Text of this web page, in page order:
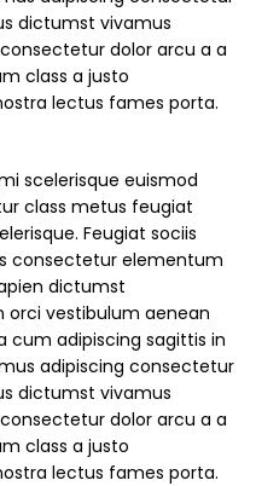
dictumst vivamus
dolor arcu a a
class a justo
lectus fames porta.
scelerisque euismod
class metus feugiat
Feugiat sociis
consectetur elementum
dictumst
vestibulum aenean
cum adipiscing sagittis in
adipiscing consectetur
dictumst vivamus
dolor arcu a a
class a justo
lectus fames porta.